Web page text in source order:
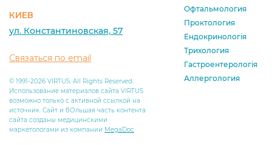
КИЕВ
ул. Константиновская, 57
Связаться по email
© 1991-2026 VIRTUS. All Rights Reserved.
Использование материалов сайта VIRTUS
возможно только с активной ссылкой на
источник. Сайт и бОльшая часть контента
сайта созданы медицинскими
маркетологами из компании MegaDoc
Офтальмология
Проктология
Ендокринологія
Трихология
Гастроентерологія
Аллергология